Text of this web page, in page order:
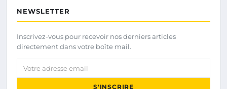
NEWSLETTER
Inscrivez-vous pour recevoir nos derniers articles
directement dans votre boîte mail.
Votre adresse email
S'INSCRIRE